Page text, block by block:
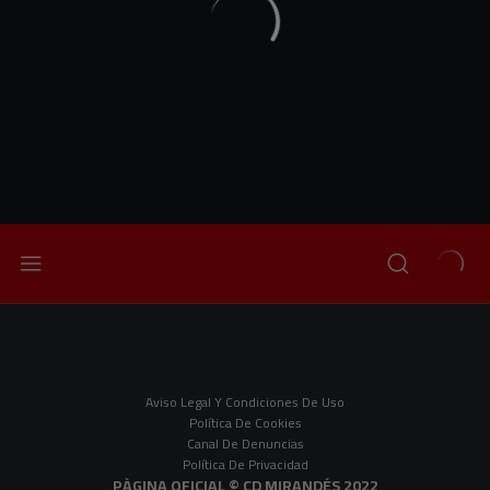
Aviso Legal Y Condiciones De Uso
Política De Cookies
Canal De Denuncias
Política De Privacidad